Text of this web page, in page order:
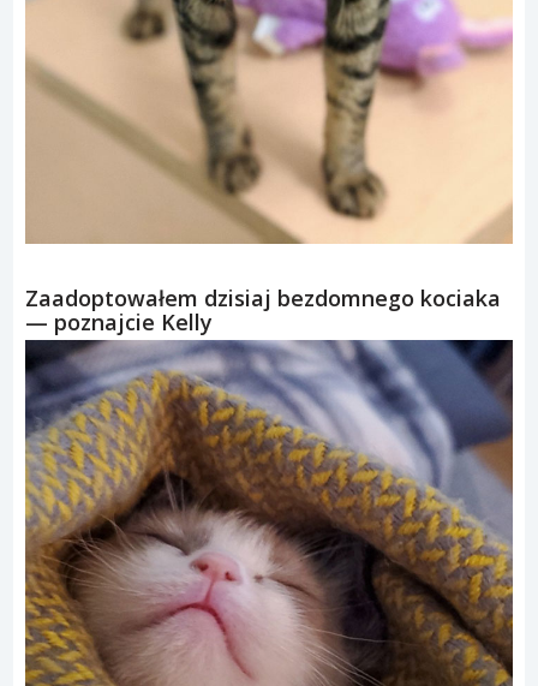
Zaadoptowałem dzisiaj bezdomnego kociaka
— poznajcie Kelly